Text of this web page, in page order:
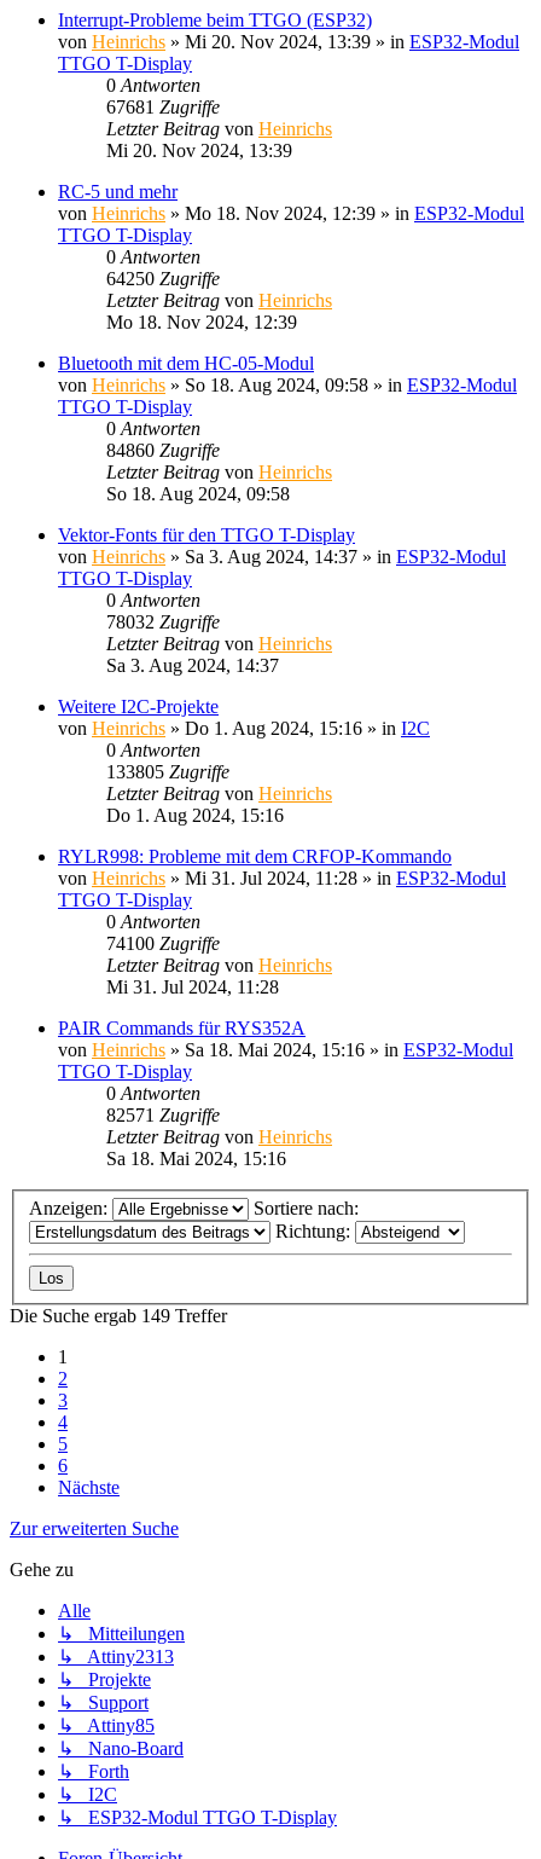
Interrupt-Probleme beim TTGO (ESP32)
von Heinrichs » Mi 20. Nov 2024, 13:39 » in ESP32-Modul
TTGO T-Display
0 Antworten
67681 Zugriffe
Letzter Beitrag von Heinrichs
Mi 20. Nov 2024, 13:39
RC-5 und mehr
von Heinrichs » Mo 18. Nov 2024, 12:39 » in ESP32-Modul
TTGO T-Display
0 Antworten
64250 Zugriffe
Letzter Beitrag von Heinrichs
Mo 18. Nov 2024, 12:39
Bluetooth mit dem HC-05-Modul
von Heinrichs » So 18. Aug 2024, 09:58 » in ESP32-Modul
TTGO T-Display
0 Antworten
84860 Zugriffe
Letzter Beitrag von Heinrichs
So 18. Aug 2024, 09:58
Vektor-Fonts für den TTGO T-Display
von Heinrichs » Sa 3. Aug 2024, 14:37 » in ESP32-Modul
TTGO T-Display
0 Antworten
78032 Zugriffe
Letzter Beitrag von Heinrichs
Sa 3. Aug 2024, 14:37
Weitere I2C-Projekte
von Heinrichs » Do 1. Aug 2024, 15:16 » in I2C
0 Antworten
133805 Zugriffe
Letzter Beitrag von Heinrichs
Do 1. Aug 2024, 15:16
RYLR998: Probleme mit dem CRFOP-Kommando
von Heinrichs » Mi 31. Jul 2024, 11:28 » in ESP32-Modul
TTGO T-Display
0 Antworten
74100 Zugriffe
Letzter Beitrag von Heinrichs
Mi 31. Jul 2024, 11:28
PAIR Commands für RYS352A
von Heinrichs » Sa 18. Mai 2024, 15:16 » in ESP32-Modul
TTGO T-Display
0 Antworten
82571 Zugriffe
Letzter Beitrag von Heinrichs
Sa 18. Mai 2024, 15:16
Anzeigen:
Sortiere nach:
Richtung:
Die Suche ergab 149 Treffer
1
2
3
4
5
6
Nächste
Zur erweiterten Suche
Gehe zu
Alle
↳ Mitteilungen
↳ Attiny2313
↳ Projekte
↳ Support
↳ Attiny85
↳ Nano-Board
↳ Forth
↳ I2C
↳ ESP32-Modul TTGO T-Display